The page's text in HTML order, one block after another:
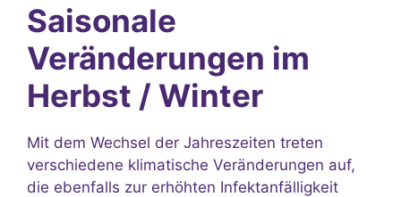
Saisonale
Veränderungen im
Herbst / Winter
Mit dem Wechsel der Jahreszeiten treten
verschiedene klimatische Veränderungen auf,
die ebenfalls zur erhöhten Infektanfälligkeit